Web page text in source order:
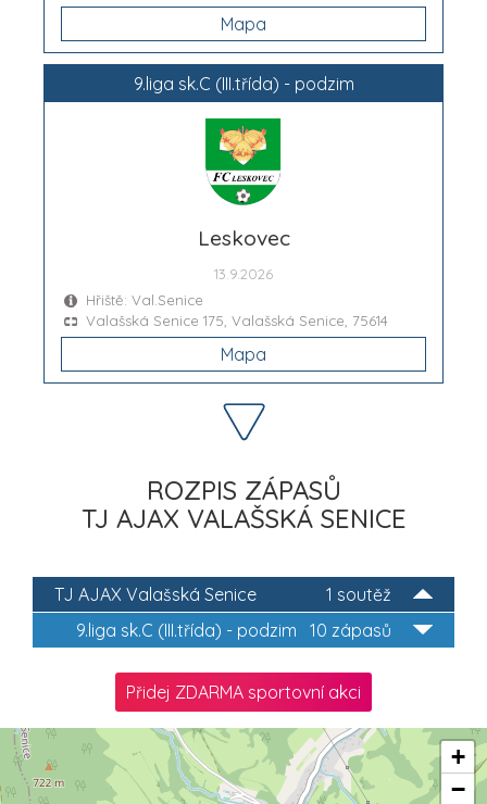
Mapa
9.liga sk.C (III.třída) - podzim
Leskovec
13.9.2026
Hřiště: Val.Senice
Valašská Senice 175, Valašská Senice, 75614
Mapa
ROZPIS ZÁPASŮ
TJ AJAX VALAŠSKÁ SENICE
1 soutěž
TJ AJAX Valašská Senice
10 zápasů
9.liga sk.C (III.třída) - podzim
Přidej ZDARMA sportovní akci
+
−